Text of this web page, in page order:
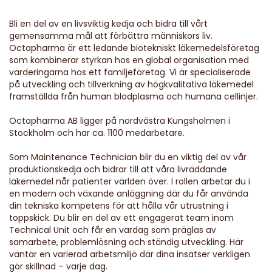
Bli en del av en livsviktig kedja och bidra till vårt
gemensamma mål att förbättra människors liv.
Octapharma är ett ledande biotekniskt läkemedelsföretag
som kombinerar styrkan hos en global organisation med
värderingarna hos ett familjeföretag. Vi är specialiserade
på utveckling och tillverkning av högkvalitativa läkemedel
framställda från human blodplasma och humana cellinjer.
Octapharma AB ligger på nordvästra Kungsholmen i
Stockholm och har ca. 1100 medarbetare.
Som Maintenance Technician blir du en viktig del av vår
produktionskedja och bidrar till att våra livräddande
läkemedel når patienter världen över. I rollen arbetar du i
en modern och växande anläggning där du får använda
din tekniska kompetens för att hålla vår utrustning i
toppskick. Du blir en del av ett engagerat team inom
Technical Unit och får en vardag som präglas av
samarbete, problemlösning och ständig utveckling. Här
väntar en varierad arbetsmiljö där dina insatser verkligen
gör skillnad – varje dag.